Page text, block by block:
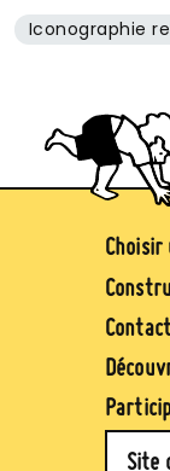
Iconographie
Pied
Contact
Site